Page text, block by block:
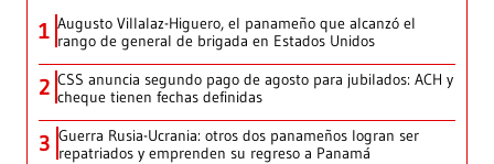
1 Augusto Villalaz-Higuero, el panameño que alcanzó el
rango de general de brigada en Estados Unidos
2 CSS anuncia segundo pago de agosto para jubilados: ACH y
cheque tienen fechas definidas
3 Guerra Rusia-Ucrania: otros dos panameños logran ser
repatriados y emprenden su regreso a Panamá